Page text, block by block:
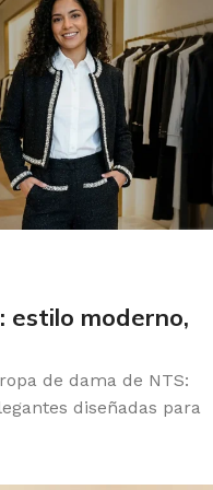
estilo moderno,
de dama de NTS:
diseñadas para